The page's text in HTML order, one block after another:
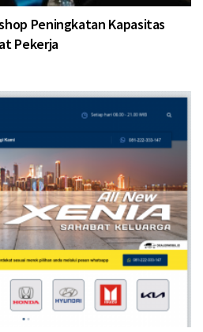
Peningkatan Kapasitas
Pekerja